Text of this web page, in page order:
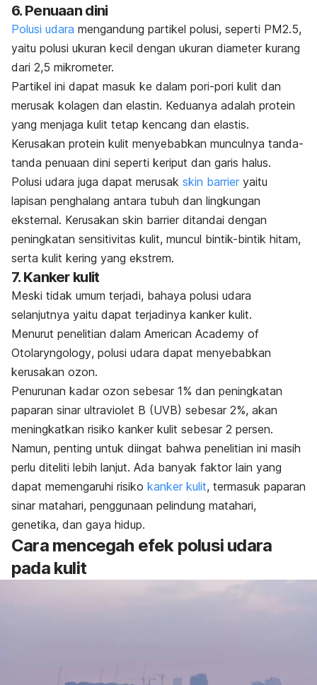
6. Penuaan dini
Polusi udara mengandung partikel polusi, seperti PM2.5,
yaitu polusi ukuran kecil dengan ukuran diameter kurang
dari 2,5 mikrometer.
Partikel ini dapat masuk ke dalam pori-pori kulit dan
merusak kolagen dan elastin. Keduanya adalah protein
yang menjaga kulit tetap kencang dan elastis.
Kerusakan protein kulit menyebabkan munculnya tanda-
tanda penuaan dini seperti keriput dan garis halus.
Polusi udara juga dapat merusak skin barrier yaitu
lapisan penghalang antara tubuh dan lingkungan
eksternal. Kerusakan skin barrier ditandai dengan
peningkatan sensitivitas kulit, muncul bintik-bintik hitam,
serta kulit kering yang ekstrem.
7. Kanker kulit
Meski tidak umum terjadi, bahaya polusi udara
selanjutnya yaitu dapat terjadinya kanker kulit.
Menurut penelitian dalam American Academy of
Otolaryngology, polusi udara dapat menyebabkan
kerusakan ozon.
Penurunan kadar ozon sebesar 1% dan peningkatan
paparan sinar ultraviolet B (UVB) sebesar 2%, akan
meningkatkan risiko kanker kulit sebesar 2 persen.
Namun, penting untuk diingat bahwa penelitian ini masih
perlu diteliti lebih lanjut. Ada banyak faktor lain yang
dapat memengaruhi risiko kanker kulit, termasuk paparan
sinar matahari, penggunaan pelindung matahari,
genetika, dan gaya hidup.
Cara mencegah efek polusi udara
pada kulit